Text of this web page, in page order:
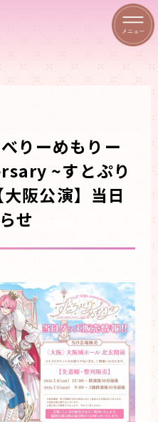
りーめもりー
~すとぷり
阪公演】当日
せ